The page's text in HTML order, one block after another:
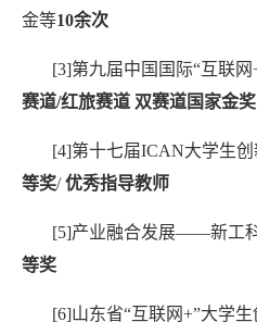
金等10余次
[3]第九届中国国际“互联网
赛道/红旅赛道 双赛道国家金奖
[4]第十七届ICAN大学生
等奖/优秀指导教师
[5]产业融合发展——新工
等奖
[6]山东省“互联网+”大学